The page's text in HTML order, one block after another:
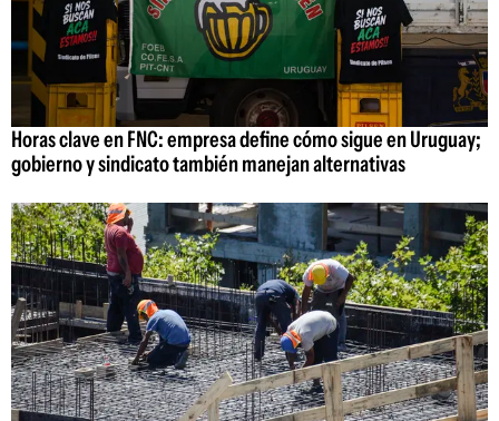
Horas clave en FNC: empresa define cómo sigue en Uruguay;
gobierno y sindicato también manejan alternativas